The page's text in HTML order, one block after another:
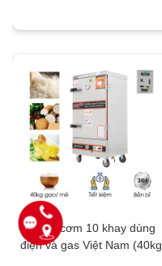
Tủ nấu cơm 10 khay dùng
điện và gas Việt Nam (40kg